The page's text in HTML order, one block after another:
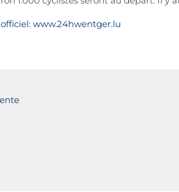
www.24hwentger.lu